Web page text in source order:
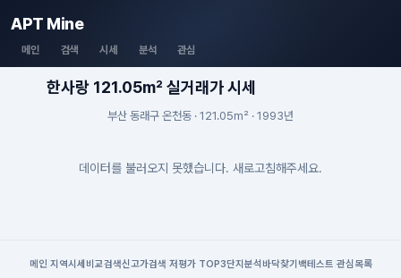
APT Mine
메인 검색 시세 분석 관심
한사랑 121.05m² 실거래가 시세
부산 동래구 온천동 · 121.05m² · 1993년
데이터를 불러오지 못했습니다. 새로고침해주세요.
메인| 지역시세 비교검색신고가검색 저평가 TOP3단지분석 바닥찾기 백테스트 관심목록